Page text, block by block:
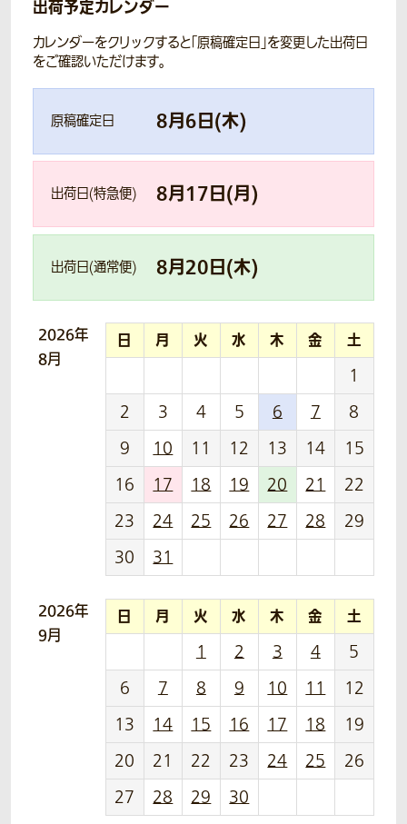
出荷予定カレンダー
カレンダーをクリックすると「原稿確定日」を変更した出荷日
をご確認いただけます。
原稿確定日 8月6日(木)
出荷日(特急便) 8月17日(月)
出荷日(通常便) 8月20日(木)
2026年
8月
日 月 火 水 木 金 土
1
2
3 4 5 6 7
8
9
10 11 12 13 14
15
16
17 18 19 20 21
22
23
24 25 26 27 28
29
30
31
2026年
9月
日 月 火 水 木 金 土
1 2 3 4
5
6
7 8 9 10 11
12
13
14 15 16 17 18
19
20
21 22 23 24 25
26
27
28 29 30